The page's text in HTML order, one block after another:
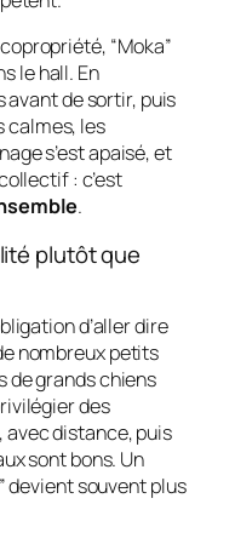
“Moka”
le hall. En
avant de sortir, puis
calmes, les
s’est apaisé, et
: c’est
.
plutôt que
d’aller dire
nombreux petits
de grands chiens
des
distance, puis
sont bons. Un
devient souvent plus